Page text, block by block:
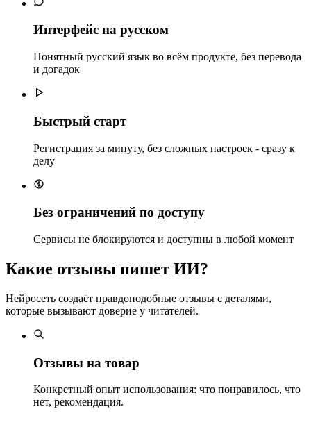
Интерфейс на русском
Понятный русский язык во всём продукте, без перевода
и догадок
Быстрый старт
Регистрация за минуту, без сложных настроек - сразу к
делу
Без ограничений по доступу
Сервисы не блокируются и доступны в любой момент
Какие отзывы пишет ИИ?
Нейросеть создаёт правдоподобные отзывы с деталями,
которые вызывают доверие у читателей.
Отзывы на товар
Конкретный опыт использования: что понравилось, что
нет, рекомендация.